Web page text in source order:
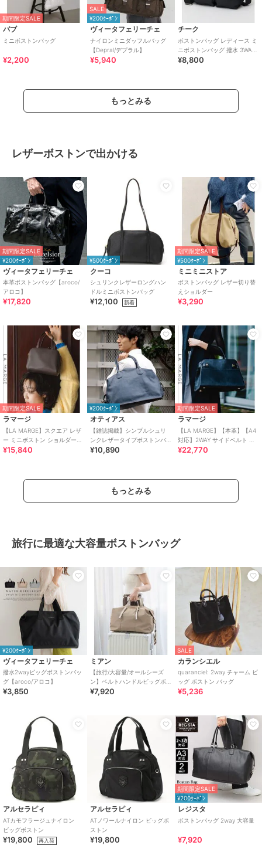
期間限定SALE
バブ
ミニボストンバッグ
¥2,200
SALE
¥200ｸｰﾎﾟﾝ
ヴィータフェリーチェ
ナイロンミニダッフルバッグ
【Depral/デプラル】
¥5,940
チーク
ボストンバッグ レディース ミ
ニボストンバッグ 撥水 3WAY
ショルダーバッグ
¥8,800
もっとみる
レザーボストンで出かける
期間限定SALE
¥200ｸｰﾎﾟﾝ
ヴィータフェリーチェ
本革ボストンバッグ【aroco/
アロコ】
¥17,820
¥500ｸｰﾎﾟﾝ
クーコ
シュリンクレザーロングハン
ドルミニボストンバッグ
¥12,100 新着
期間限定SALE
¥500ｸｰﾎﾟﾝ
ミニミニストア
ボストンバッグ レザー切り替
えショルダー
¥3,290
期間限定SALE
ラマージ
【LA MARGE】スクエア レザ
ー ミニボストン ショルダーバ
ッグ
¥15,840
¥200ｸｰﾎﾟﾝ
オティアス
【雑誌掲載】シンプルシュリ
ンクレザータイプボストンバ
ッグ
¥10,890
期間限定SALE
ラマージ
【LA MARGE】【本革】【A4
対応】2WAY サイドベルト ボ
ストンバッグ
¥22,770
もっとみる
旅行に最適な大容量ボストンバッグ
¥200ｸｰﾎﾟﾝ
ヴィータフェリーチェ
撥水2wayビッグボストンバッ
グ【aroco/アロコ】
¥3,850
ミアン
【旅行/大容量/オールシーズ
ン】ベルトハンドルビッグボ
ストンバッグ
¥7,920
SALE
カランシエル
quaranciel: 2way チャーム ビ
ッグ ボストン バッグ
¥5,236
アルセラピィ
ATカモフラージュナイロン
ビッグボストン
¥19,800 再入荷
アルセラピィ
ATノワールナイロン ビッグボ
ストン
¥19,800
期間限定SALE
¥200ｸｰﾎﾟﾝ
レジスタ
ボストンバッグ 2way 大容量
¥7,920